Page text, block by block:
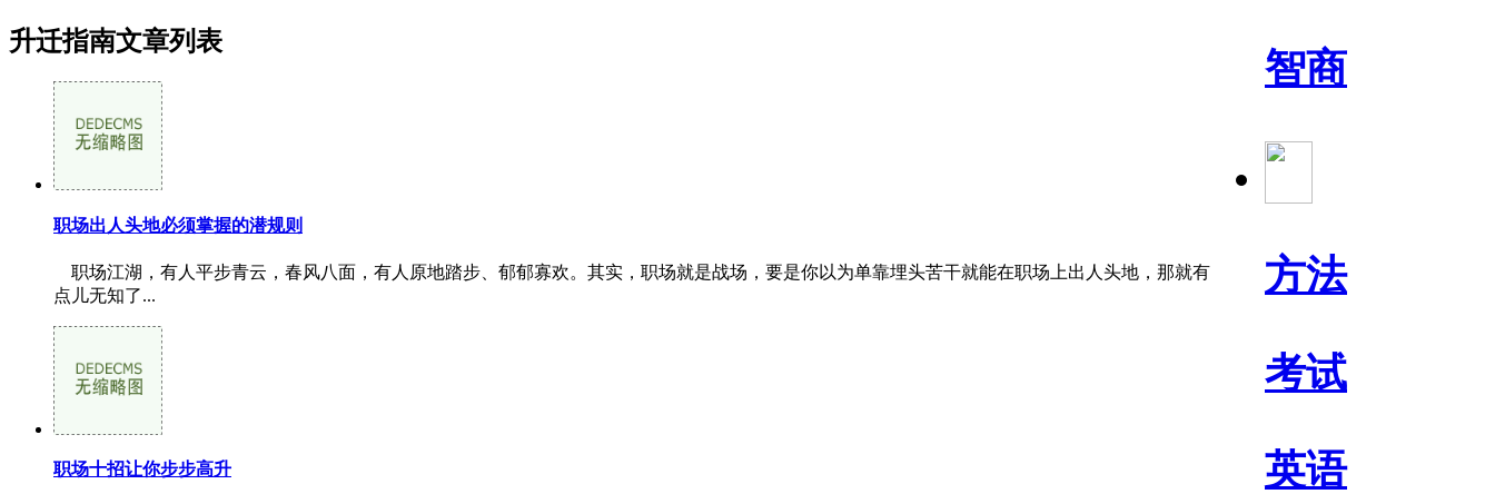
智商
方法
考试
英语
升迁指南文章列表
职场出人头地必须掌握的潜规则
职场江湖，有人平步青云，春风八面，有人原地踏步、郁郁寡欢。其实，职场就是战场，要是你以为单靠埋头苦干就能在职场上出人头地，那就有
点儿无知了...
职场十招让你步步高升